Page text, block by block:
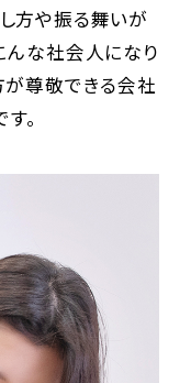
方や振る舞いが
んな社会人になり
が尊敬できる会社
。